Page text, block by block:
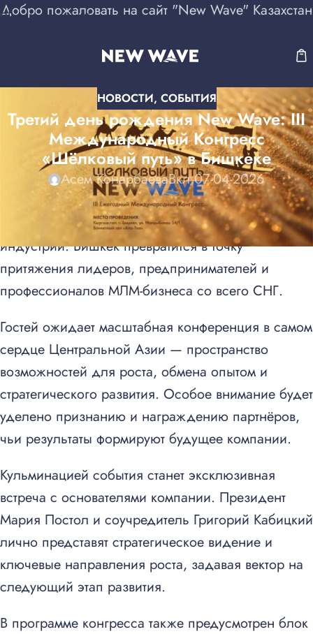
Skip to navigation
Добро пожаловать на сайт "New Wave" Казахстан
НОВОСТИ, СОБЫТИЯ
Третий день рождения New Wave: III
Международный Конгресс
«Шёлковый путь» в Бишкеке
Асем КонарбаеваВкл 07-04-2026
Третий день рождения New Wave станет
событием, задающим новый масштаб для всей
индустрии. Бишкек превратится в точку
притяжения лидеров, предпринимателей и
профессионалов МЛМ-бизнеса со всего СНГ.
Гостей ожидает масштабная конференция в самом
сердце Центральной Азии — пространство
возможностей для роста, обмена опытом и
стратегического развития. Особое внимание будет
уделено признанию и награждению партнёров,
чьи результаты формируют будущее компании.
Кульминацией события станет эксклюзивная
встреча с основателями компании. Президент
Мария Постол и соучредитель Григорий Кабицкий
лично представят стратегическое видение и
ключевые направления роста, задавая вектор на
следующий этап развития.
В программе конгресса также предусмотрен блок